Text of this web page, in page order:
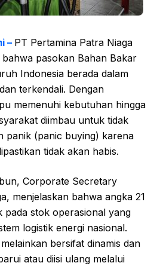
– PT Pertamina Patra Niaga
pasokan Bahan Bakar
Indonesia berada dalam
terkendali. Dengan
memenuhi kebutuhan hingga
diimbau untuk tidak
panik (panic buying) karena
tidak akan habis.
Corporate Secretary
menjelaskan bahwa angka 21
pada stok operasional yang
logistik energi nasional.
bersifat dinamis dan
atau diisi ulang melalui